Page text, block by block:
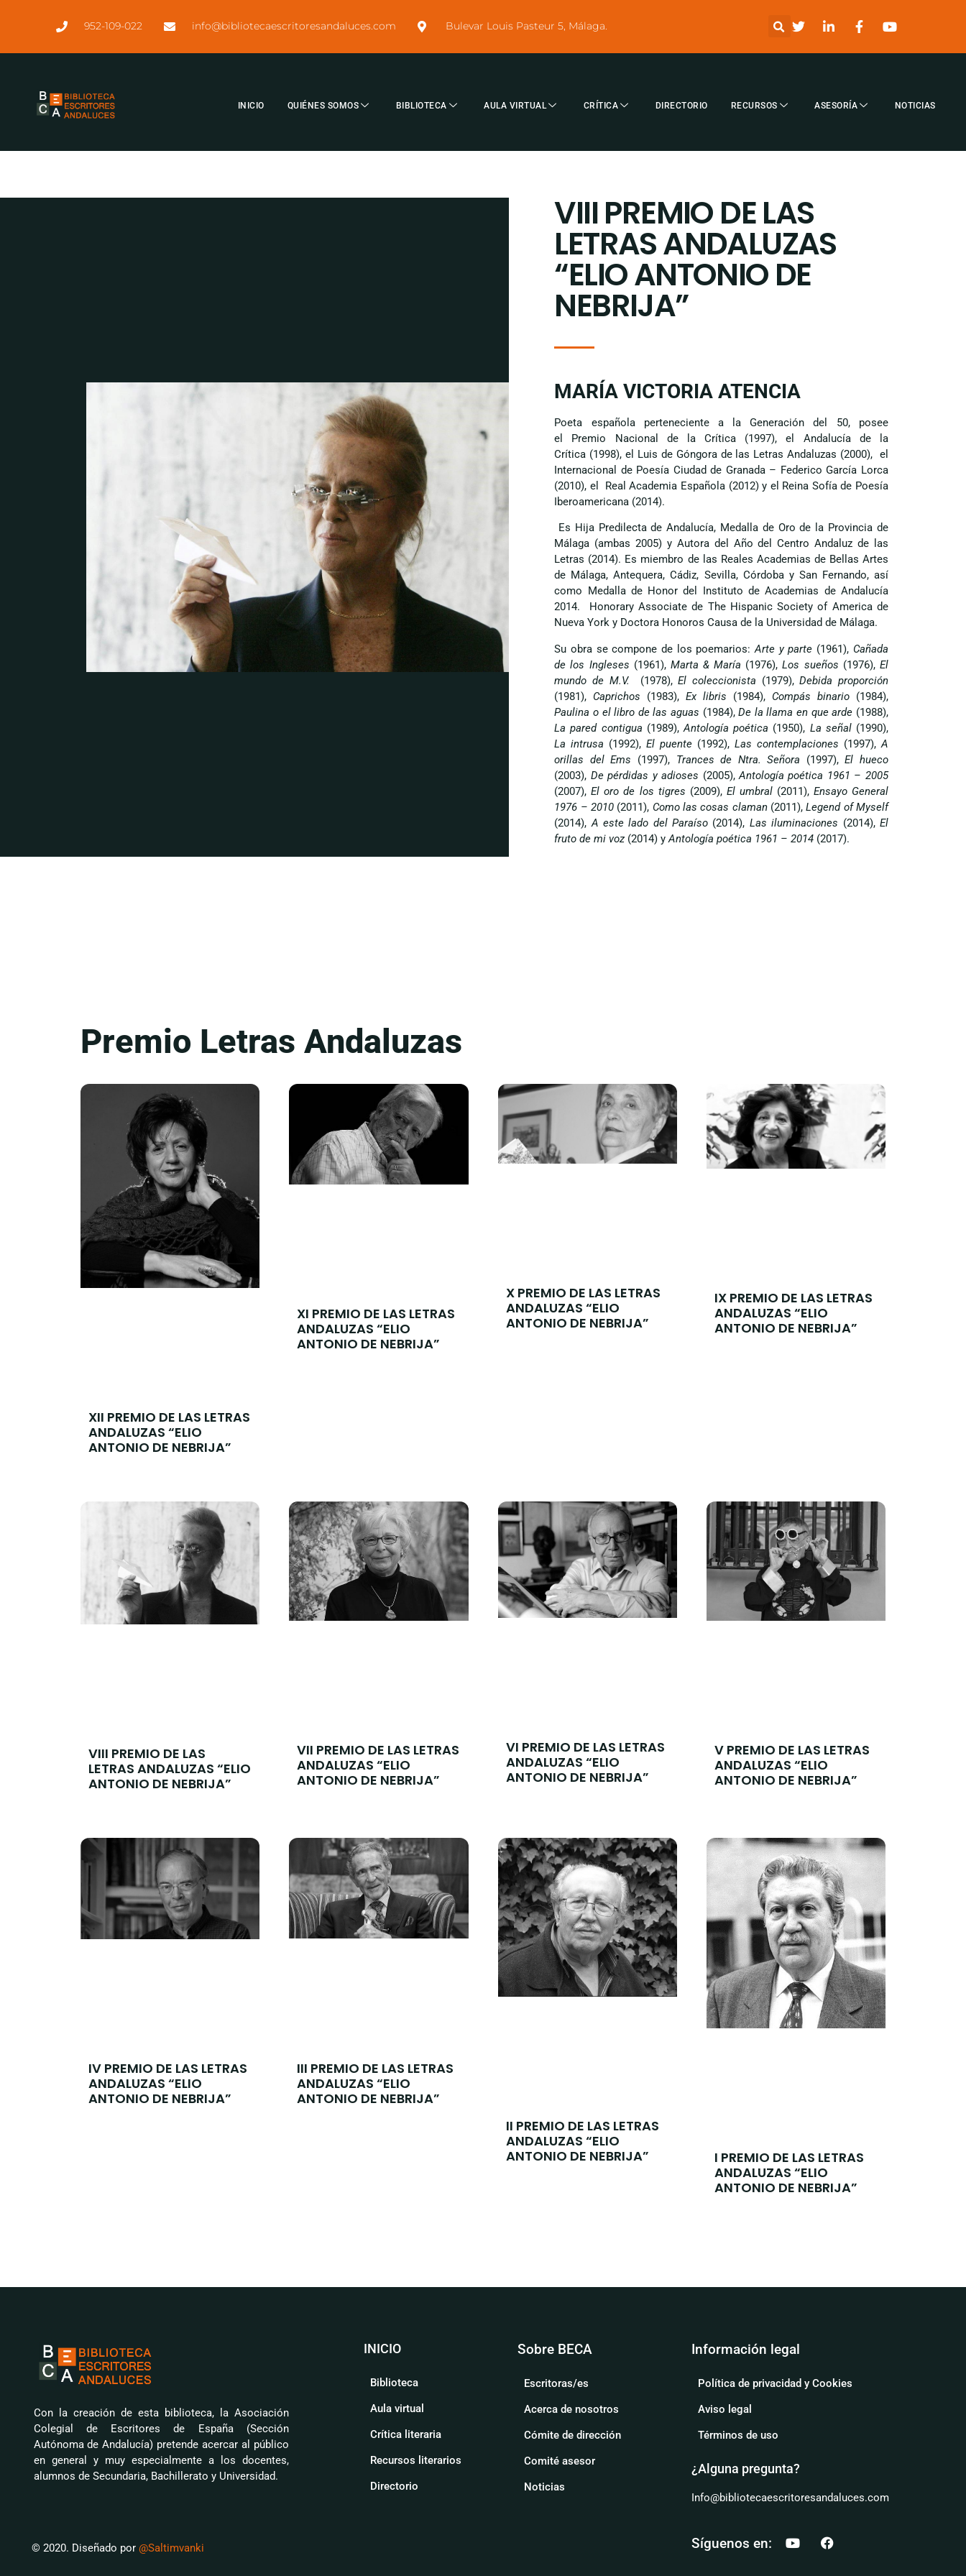
952-109-022 info@bibliotecaescritoresandaluces.com Bulevar Louis Pasteur 5, Málaga.
INICIO QUIÉNES SOMOS BIBLIOTECA AULA VIRTUAL CRÍTICA DIRECTORIO RECURSOS ASESORÍA NOTICIAS
VIII PREMIO DE LAS
LETRAS ANDALUZAS
“ELIO ANTONIO DE
NEBRIJA”
MARÍA VICTORIA ATENCIA
Poeta española perteneciente a la Generación del 50, posee
el Premio Nacional de la Crítica (1997), el Andalucía de la
Crítica (1998), el Luis de Góngora de las Letras Andaluzas (2000), el
Internacional de Poesía Ciudad de Granada – Federico García Lorca
(2010), el Real Academia Española (2012) y el Reina Sofía de Poesía
Iberoamericana (2014).
Es Hija Predilecta de Andalucía, Medalla de Oro de la Provincia de
Málaga (ambas 2005) y Autora del Año del Centro Andaluz de las
Letras (2014). Es miembro de las Reales Academias de Bellas Artes
de Málaga, Antequera, Cádiz, Sevilla, Córdoba y San Fernando, así
como Medalla de Honor del Instituto de Academias de Andalucía
2014. Honorary Associate de The Hispanic Society of America de
Nueva York y Doctora Honoros Causa de la Universidad de Málaga.
Su obra se compone de los poemarios:Arte y parte (1961), Cañada
de los Ingleses (1961), Marta & María (1976),Los sueños (1976), El
mundo de M.V. (1978),El coleccionista (1979),Debida proporción
(1981), Caprichos (1983),Ex libris (1984), Compás binario(1984),
Paulina o el libro de las aguas (1984),De la llama en que arde (1988),
La pared contigua (1989),Antología poética (1950), La señal(1990),
La intrusa (1992),El puente (1992),Las contemplaciones (1997),A
orillas del Ems (1997), Trances de Ntra. Señora (1997),El hueco
(2003), De pérdidas y adioses (2005),Antología poética 1961 – 2005
(2007),El oro de los tigres (2009), El umbral(2011), Ensayo General
1976 – 2010 (2011), Como las cosas claman (2011),Legend of Myself
(2014),A este lado del Paraíso (2014), Las iluminaciones (2014), El
fruto de mi voz (2014) yAntología poética 1961 – 2014 (2017).
Premio Letras Andaluzas
XII PREMIO DE LAS LETRAS
ANDALUZAS “ELIO
ANTONIO DE NEBRIJA”
XI PREMIO DE LAS LETRAS
ANDALUZAS “ELIO
ANTONIO DE NEBRIJA”
X PREMIO DE LAS LETRAS
ANDALUZAS “ELIO
ANTONIO DE NEBRIJA”
IX PREMIO DE LAS LETRAS
ANDALUZAS “ELIO
ANTONIO DE NEBRIJA”
VIII PREMIO DE LAS
LETRAS ANDALUZAS “ELIO
ANTONIO DE NEBRIJA”
VII PREMIO DE LAS LETRAS
ANDALUZAS “ELIO
ANTONIO DE NEBRIJA”
VI PREMIO DE LAS LETRAS
ANDALUZAS “ELIO
ANTONIO DE NEBRIJA”
V PREMIO DE LAS LETRAS
ANDALUZAS “ELIO
ANTONIO DE NEBRIJA”
IV PREMIO DE LAS LETRAS
ANDALUZAS “ELIO
ANTONIO DE NEBRIJA”
III PREMIO DE LAS LETRAS
ANDALUZAS “ELIO
ANTONIO DE NEBRIJA”
II PREMIO DE LAS LETRAS
ANDALUZAS “ELIO
ANTONIO DE NEBRIJA”
I PREMIO DE LAS LETRAS
ANDALUZAS “ELIO
ANTONIO DE NEBRIJA”
Con la creación de esta biblioteca, la Asociación
Colegial de Escritores de España (Sección
Autónoma de Andalucía) pretende acercar al público
en general y muy especialmente a los docentes,
alumnos de Secundaria, Bachillerato y Universidad.
INICIO
Biblioteca
Aula virtual
Crítica literaria
Recursos literarios
Directorio
Sobre BECA
Escritoras/es
Acerca de nosotros
Cómite de dirección
Comité asesor
Noticias
Información legal
Política de privacidad y Cookies
Aviso legal
Términos de uso
¿Alguna pregunta?
Info@bibliotecaescritoresandaluces.com
© 2020. Diseñado por @Saltimvanki Síguenos en: